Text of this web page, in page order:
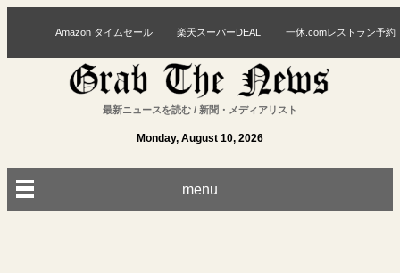
Amazon タイムセール 楽天スーパーDEAL 一休.comレストラン予約
最新ニュースを読む / 新聞・メディアリスト
Monday, August 10, 2026
menu